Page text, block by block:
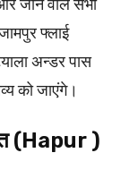
जाने वाले सभी
फ्लाई
अन्डर पास
को जाएंगे।
(Hapur )